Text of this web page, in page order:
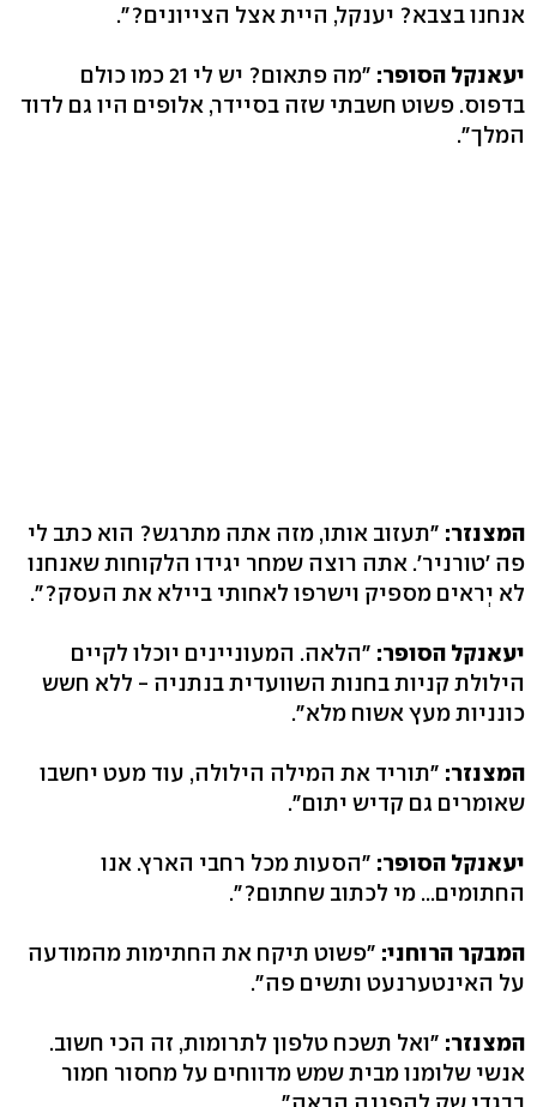
אנחנו בצבא? יענקל, היית אצל הצייונים?".
יעאנקל הסופר:
"מה פתאום? יש לי 21 כמו כולם
בדפוס. פשוט חשבתי שזה בסיידר, אלופים היו גם לדוד
המלך".
המצנזר: "תעזוב אותו, מזה אתה מתרגש? הוא כתב לי
פה 'טורניר'. אתה רוצה שמחר יגידו הלקוחות שאנחנו
לא יְראים מספיק וישרפו לאחותי ביילא את העסק?".
יעאנקל הסופר: "הלאה. המעוניינים יוכלו לקיים
הילולת קניות בחנות השוועדית בנתניה - ללא חשש
כונניות מעץ אשוח מלא".
המצנזר: "תוריד את המילה הילולה, עוד מעט יחשבו
שאומרים גם קדיש יתום".
יעאנקל הסופר: "הסעות מכל רחבי הארץ. אנו
החתומים... מי לכתוב שחתום?".
המבקר הרוחני: "פשוט תיקח את החתימות מהמודעה
על האינטערנעט ותשים פה".
המצנזר: "ואל תשכח טלפון לתרומות, זה הכי חשוב.
אנשי שלומנו מבית שמש מדווחים על מחסור חמור